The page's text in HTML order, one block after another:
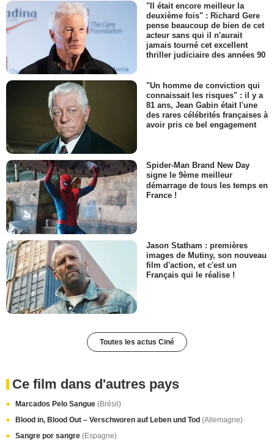
"Il était encore meilleur la
deuxième fois" : Richard Gere
pense beaucoup de bien de cet
acteur sans qui il n'aurait
jamais tourné cet excellent
thriller judiciaire des années 90
"Un homme de conviction qui
connaissait les risques" : il y a
81 ans, Jean Gabin était l'une
des rares célébrités françaises à
avoir pris ce bel engagement
Spider-Man Brand New Day
signe le 9ème meilleur
démarrage de tous les temps en
France !
Jason Statham : premières
images de Mutiny, son nouveau
film d'action, et c'est un
Français qui le réalise !
Toutes les actus Ciné
Ce film dans d'autres pays
Marcados Pelo Sangue (Brésil)
Blood in, Blood Out – Verschworen auf Leben und Tod (Allemagne)
Sangre por sangre (Espagne)